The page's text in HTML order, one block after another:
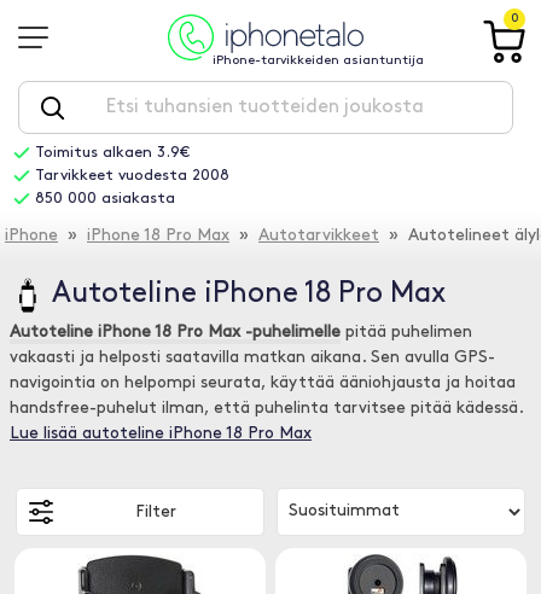
iPhone-tarvikkeiden asiantuntija
0
Toimitus alkaen 3.9€
Tarvikkeet vuodesta 2008
850 000 asiakasta
iPhone » iPhone 18 Pro Max » Autotarvikkeet » Autotelineet
Autoteline iPhone 18 Pro Max
Autoteline iPhone 18 Pro Max -puhelimelle pitää puhelimen
vakaasti ja helposti saatavilla matkan aikana. Sen avulla GPS-
navigointia on helpompi seurata, käyttää ääniohjausta ja hoitaa
handsfree-puhelut ilman, että puhelinta tarvitsee pitää kädessä.
Lue lisää autoteline iPhone 18 Pro Max
Filter